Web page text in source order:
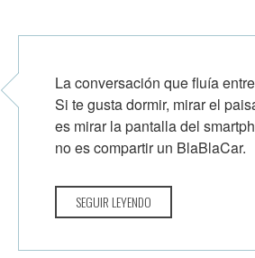
La conversación que fluía
Si te gusta dormir, mirar el
es mirar la pantalla del
no es compartir un BlaBlaCar.
SEGUIR LEYENDO